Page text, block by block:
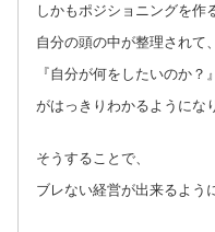
しかもポジショニングを作
自分の頭の中が整理されて、
『自分が何をしたいのか？』
がはっきりわかるようにな
そうすることで、
ブレない経営が出来るよう